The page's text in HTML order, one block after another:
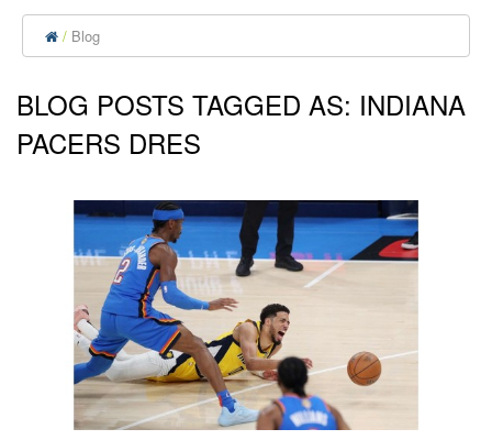
Blog
BLOG POSTS TAGGED AS: INDIANA
PACERS DRES